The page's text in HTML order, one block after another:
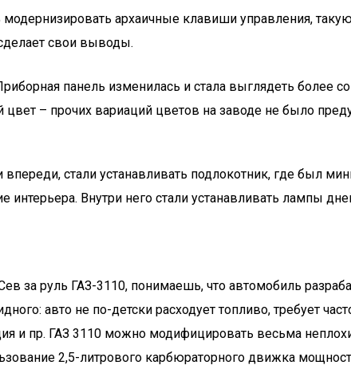
модернизировать архаичные клавиши управления,
свои выводы.
панель изменилась и стала выглядеть более
– прочих вариаций цветов на заводе не было
стали устанавливать подлокотник, где был
Внутри него стали устанавливать лампы
за руль ГАЗ-3110, понимаешь, что автомобиль
авто не по-детски расходует топливо, требует
и пр. ГАЗ 3110 можно модифицировать весьма
2,5-литрового карбюраторного движка